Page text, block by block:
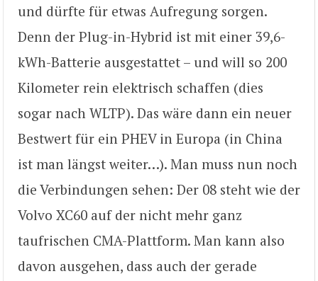
und dürfte für etwas Aufregung sorgen.
Denn der Plug-in-Hybrid ist mit einer 39,6-
kWh-Batterie ausgestattet – und will so 200
Kilometer rein elektrisch schaffen (dies
sogar nach WLTP). Das wäre dann ein neuer
Bestwert für ein PHEV in Europa (in China
ist man längst weiter…). Man muss nun noch
die Verbindungen sehen: Der 08 steht wie der
Volvo XC60 auf der nicht mehr ganz
taufrischen CMA-Plattform. Man kann also
davon ausgehen, dass auch der gerade